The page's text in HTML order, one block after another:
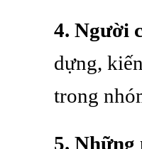
4. Người
dựng,
trong
5. Những